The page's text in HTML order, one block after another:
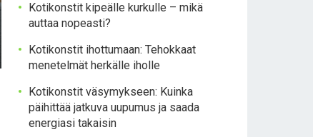
Kotikonstit kipeälle kurkulle – mikä
auttaa nopeasti?
Kotikonstit ihottumaan: Tehokkaat
menetelmät herkälle iholle
Kotikonstit väsymykseen: Kuinka
päihittää jatkuva uupumus ja saada
energiasi takaisin